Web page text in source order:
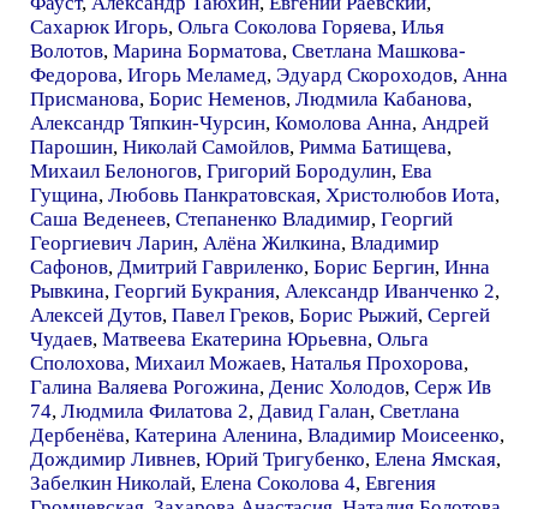
Сахарюк Игорь, Ольга Соколова Горяева, Илья
Волотов, Марина Борматова, Светлана Машкова-
Федорова, Игорь Меламед, Эдуард Скороходов, Анна
Присманова, Борис Неменов, Людмила Кабанова,
Александр Тяпкин-Чурсин, Комолова Анна, Андрей
Парошин, Николай Самойлов, Римма Батищева,
Михаил Белоногов, Григорий Бородулин, Ева
Гущина, Любовь Панкратовская, Христолюбов Иота,
Саша Веденеев, Степаненко Владимир, Георгий
Георгиевич Ларин, Алёна Жилкина, Владимир
Сафонов, Дмитрий Гавриленко, Борис Бергин, Инна
Рывкина, Георгий Букрания, Александр Иванченко 2,
Алексей Дутов, Павел Греков, Борис Рыжий, Сергей
Чудаев, Матвеева Екатерина Юрьевна, Ольга
Сполохова, Михаил Можаев, Наталья Прохорова,
Галина Валяева Рогожина, Денис Холодов, Серж Ив
74, Людмила Филатова 2, Давид Галан, Светлана
Дербенёва, Катерина Аленина, Владимир Моисеенко,
Дождимир Ливнев, Юрий Тригубенко, Елена Ямская,
Забелкин Николай, Елена Соколова 4, Евгения